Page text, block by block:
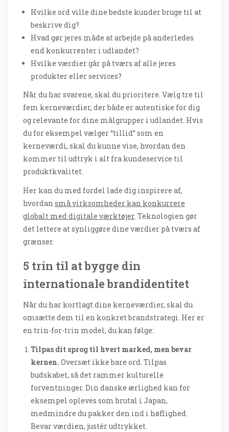
Hvilke ord ville dine bedste kunder bruge til at
beskrive dig?
Hvad gør jeres måde at arbejde på anderledes
end konkurrenter i udlandet?
Hvilke værdier går på tværs af alle jeres
produkter eller services?
Når du har svarene, skal du prioritere. Vælg tre til
fem kerneværdier, der både er autentiske for dig
og relevante for dine målgrupper i udlandet. Hvis
du for eksempel vælger “tillid” som en
kerneværdi, skal du kunne vise, hvordan den
kommer til udtryk i alt fra kundeservice til
produktkvalitet.
Her kan du med fordel lade dig inspirere af,
hvordan små virksomheder kan konkurrere
globalt med digitale værktøjer. Teknologien gør
det lettere at synliggøre dine værdier på tværs af
grænser.
5 trin til at bygge din
internationale brandidentitet
Når du har kortlagt dine kerneværdier, skal du
omsætte dem til en konkret brandstrategi. Her er
en trin-for-trin model, du kan følge:
Tilpas dit sprog til hvert marked, men bevar
kernen. Oversæt ikke bare ord. Tilpas
budskabet, så det rammer kulturelle
forventninger. Din danske ærlighed kan for
eksempel opleves som brutal i Japan,
medmindre du pakker den ind i høflighed.
Bevar værdien, justér udtrykket.